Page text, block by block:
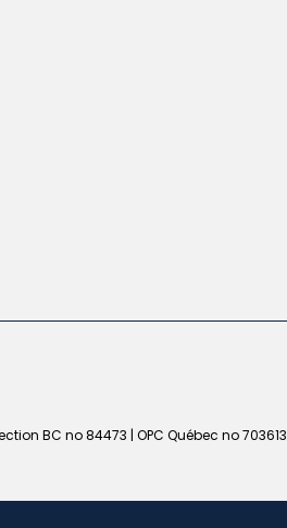
BC no 84473 | OPC Québec no 703613